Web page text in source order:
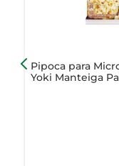
Com a
Pipoca para
Yoki Manteiga